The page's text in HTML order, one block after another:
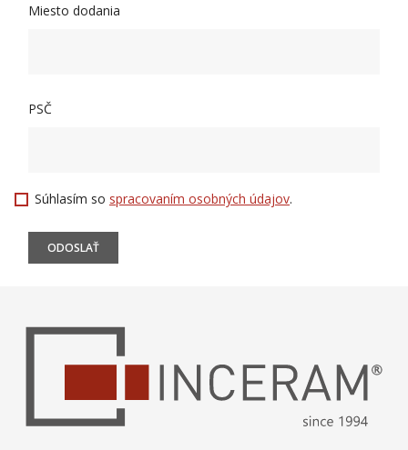
Miesto dodania
PSČ
Súhlasím so spracovaním osobných údajov.